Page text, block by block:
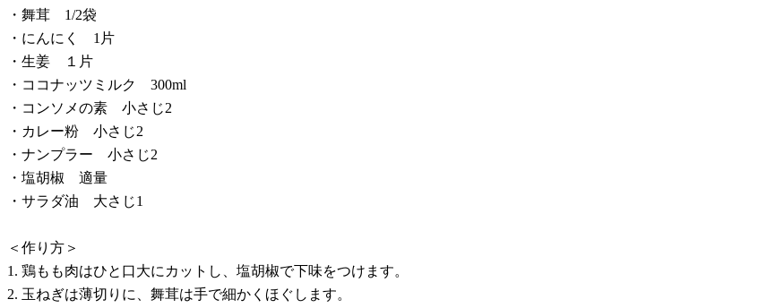
・舞茸 1/2袋
・にんにく 1片
・生姜 １片
・ココナッツミルク 300ml
・コンソメの素 小さじ2
・カレー粉 小さじ2
・ナンプラー 小さじ2
・塩胡椒 適量
・サラダ油 大さじ1
＜作り方＞
1. 鶏もも肉はひと口大にカットし、塩胡椒で下味をつけます。
2. 玉ねぎは薄切りに、舞茸は手で細かくほぐします。